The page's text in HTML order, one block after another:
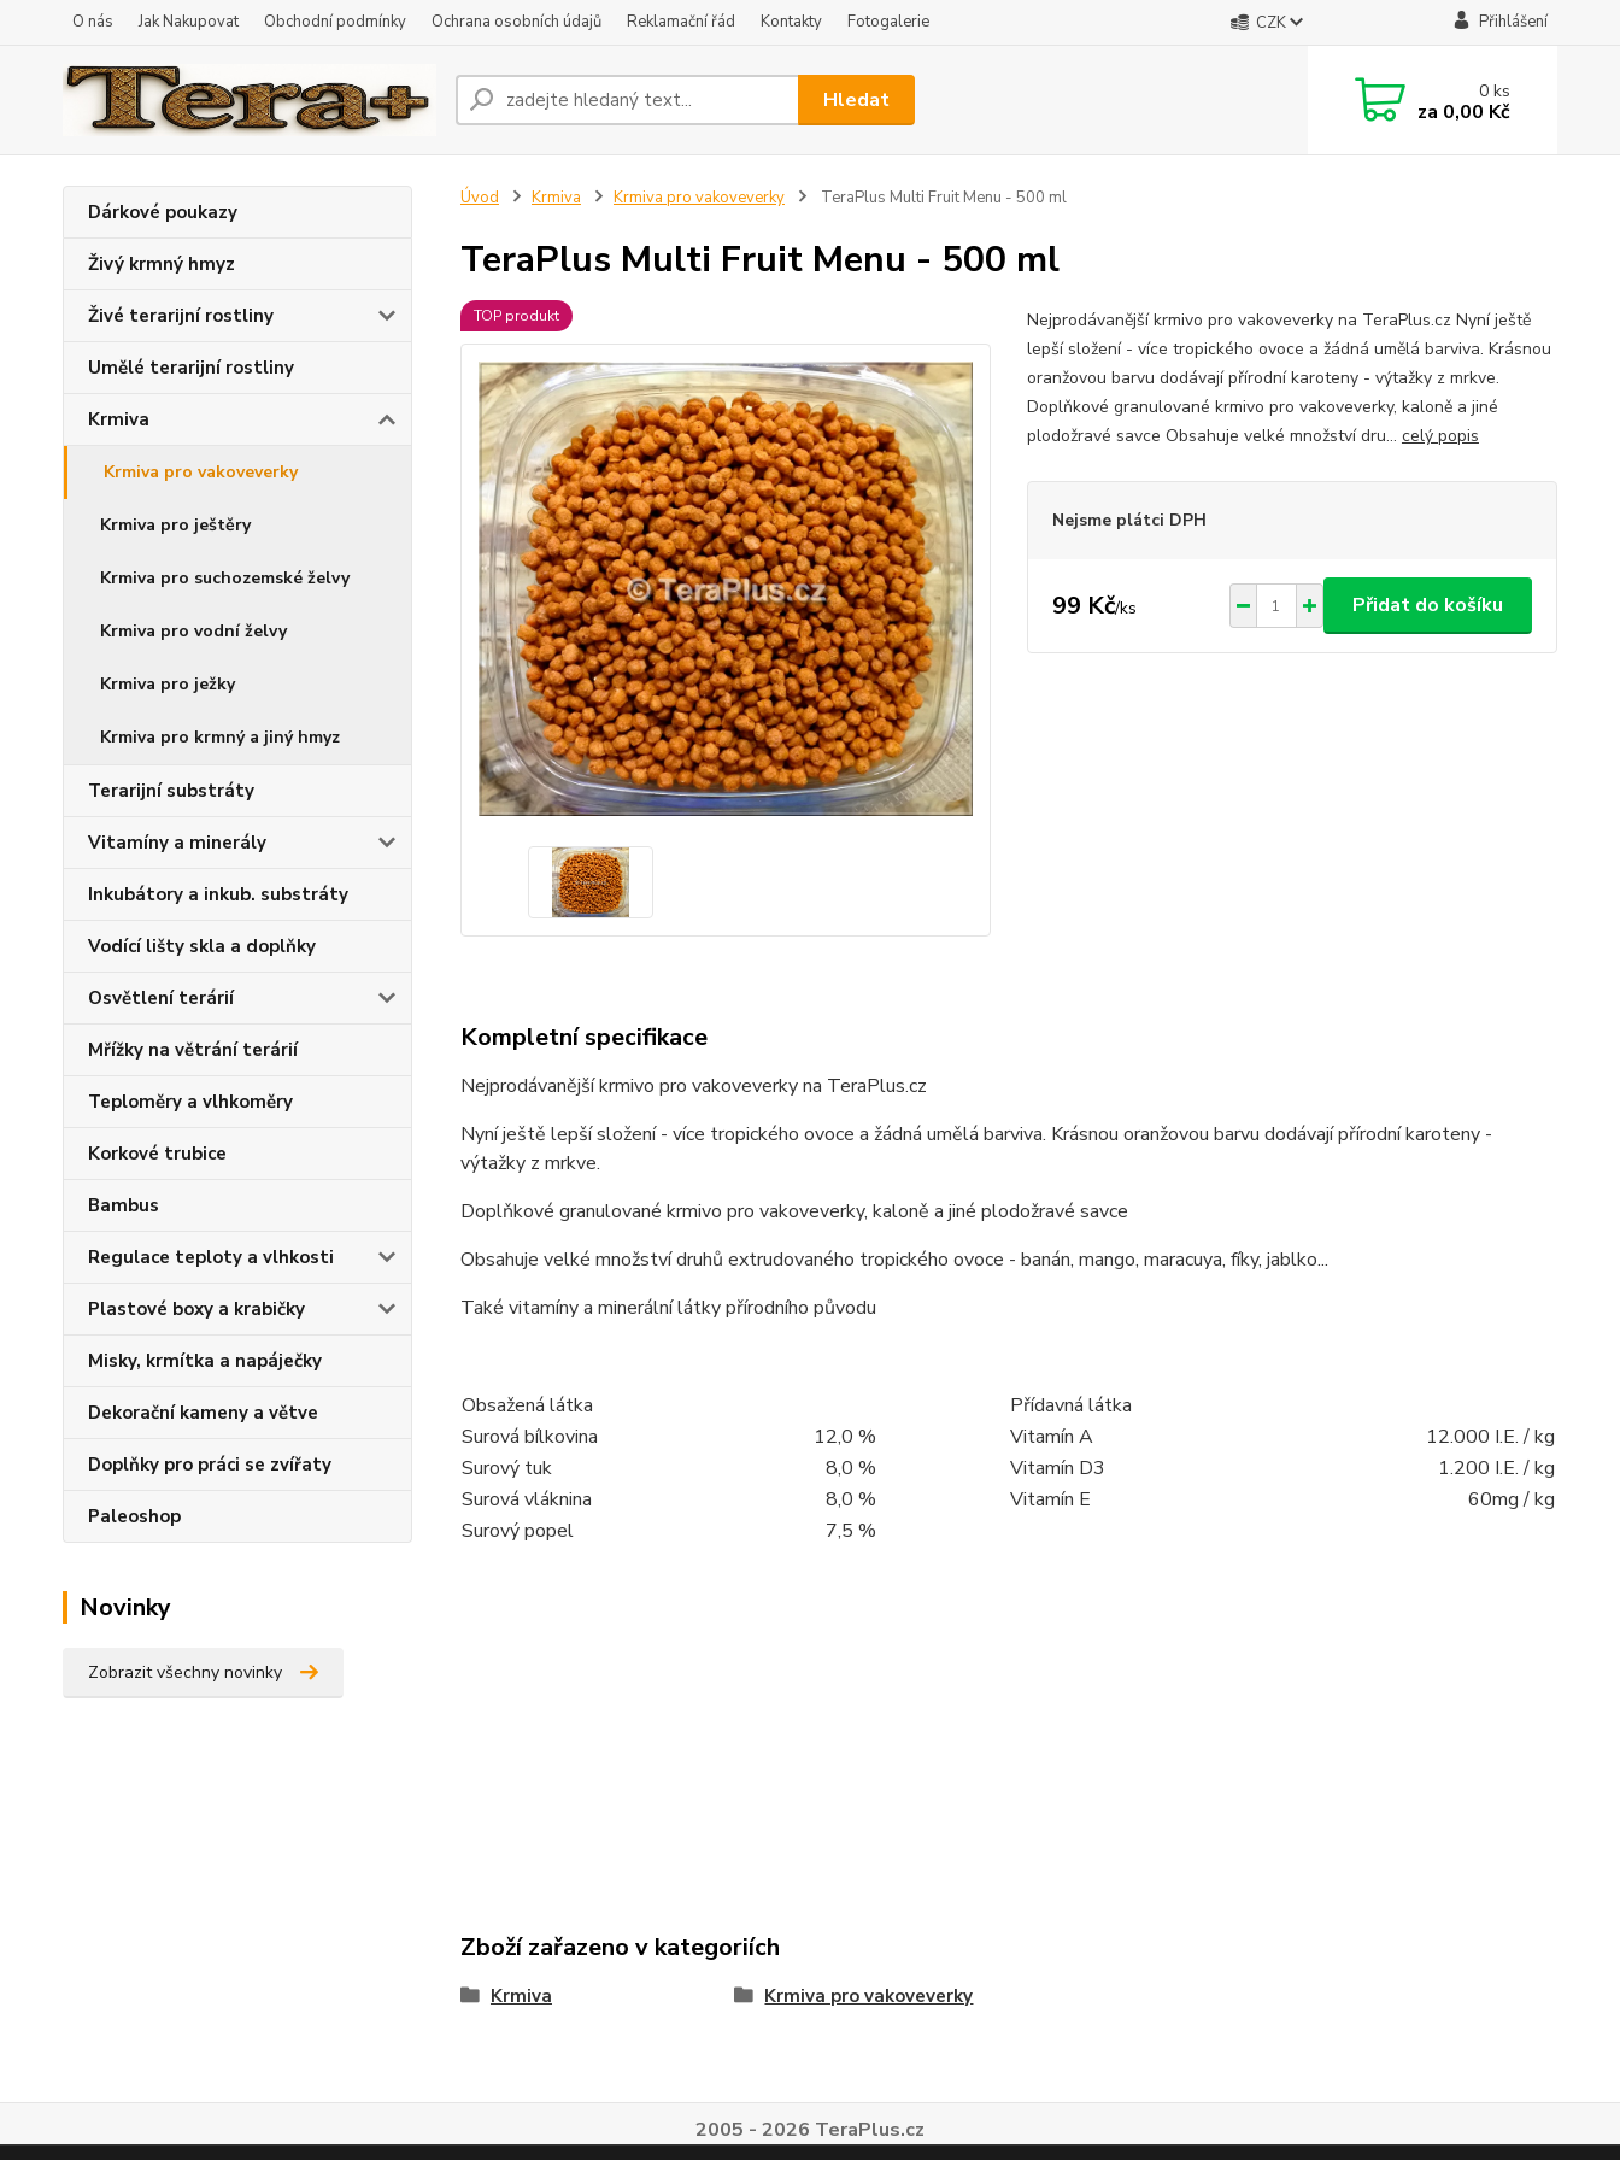
O nás Jak Nakupovat Obchodní podmínky Ochrana osobních údajů Reklamační řád Kontakty Fotogalerie CZK Přihlášení
Hledat 0ks
za 0,00 Kč
Dárkové poukazy
Živý krmný hmyz
Živé terarijní rostliny
Umělé terarijní rostliny
Krmiva
Krmiva pro vakoveverky
Krmiva pro ještěry
Krmiva pro suchozemské želvy
Krmiva pro vodní želvy
Krmiva pro ježky
Krmiva pro krmný a jiný hmyz
Terarijní substráty
Vitamíny a minerály
Inkubátory a inkub. substráty
Vodící lišty skla a doplňky
Osvětlení terárií
Mřížky na větrání terárií
Teploměry a vlhkoměry
Korkové trubice
Bambus
Regulace teploty a vlhkosti
Plastové boxy a krabičky
Misky, krmítka a napáječky
Dekorační kameny a větve
Doplňky pro práci se zvířaty
Paleoshop
Novinky
Zobrazit všechny novinky
Úvod Krmiva Krmiva pro vakoveverky TeraPlus Multi Fruit Menu - 500 ml
TeraPlus Multi Fruit Menu - 500 ml
TOP produkt
Nejprodávanější krmivo pro vakoveverky na TeraPlus.cz Nyní ještě
lepší složení - více tropického ovoce a žádná umělá barviva. Krásnou
oranžovou barvu dodávají přírodní karoteny - výtažky z mrkve.
Doplňkové granulované krmivo pro vakoveverky, kaloně a jiné
plodožravé savce Obsahuje velké množství dru... celý popis
Nejsme plátci DPH
99 Kč/ks Přidat do košíku
Kompletní specifikace
Nejprodávanější krmivo pro vakoveverky na TeraPlus.cz
Nyní ještě lepší složení - více tropického ovoce a žádná umělá barviva. Krásnou oranžovou barvu dodávají přírodní karoteny -
výtažky z mrkve.
Doplňkové granulované krmivo pro vakoveverky, kaloně a jiné plodožravé savce
Obsahuje velké množství druhů extrudovaného tropického ovoce - banán, mango, maracuya, fíky, jablko...
Také vitamíny a minerální látky přírodního původu
Obsažená látka
Přídavná látka
Surová bílkovina
12,0 % Vitamín A
12.000 I.E. / kg
Surový tuk
8,0 % Vitamín D3
1.200 I.E. / kg
Surová vláknina
8,0 % Vitamín E
60mg / kg
Surový popel
7,5 %
Zboží zařazeno v kategoriích
Krmiva Krmiva pro vakoveverky
2005 - 2026 TeraPlus.cz